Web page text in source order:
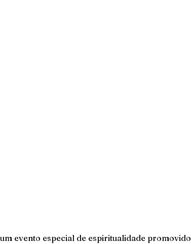
evento especial de espiritualidade promovido